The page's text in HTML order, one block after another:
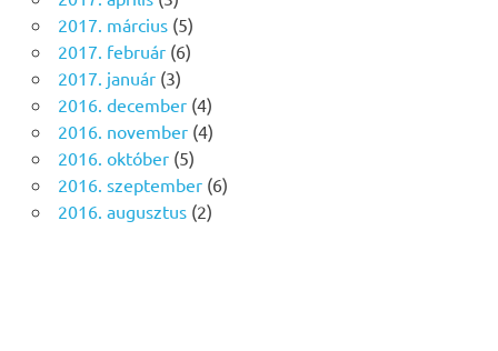
2017. március(5)
2017. február(6)
2017. január(3)
2016. december(4)
2016. november(4)
2016. október(5)
2016. szeptember(6)
2016. augusztus(2)